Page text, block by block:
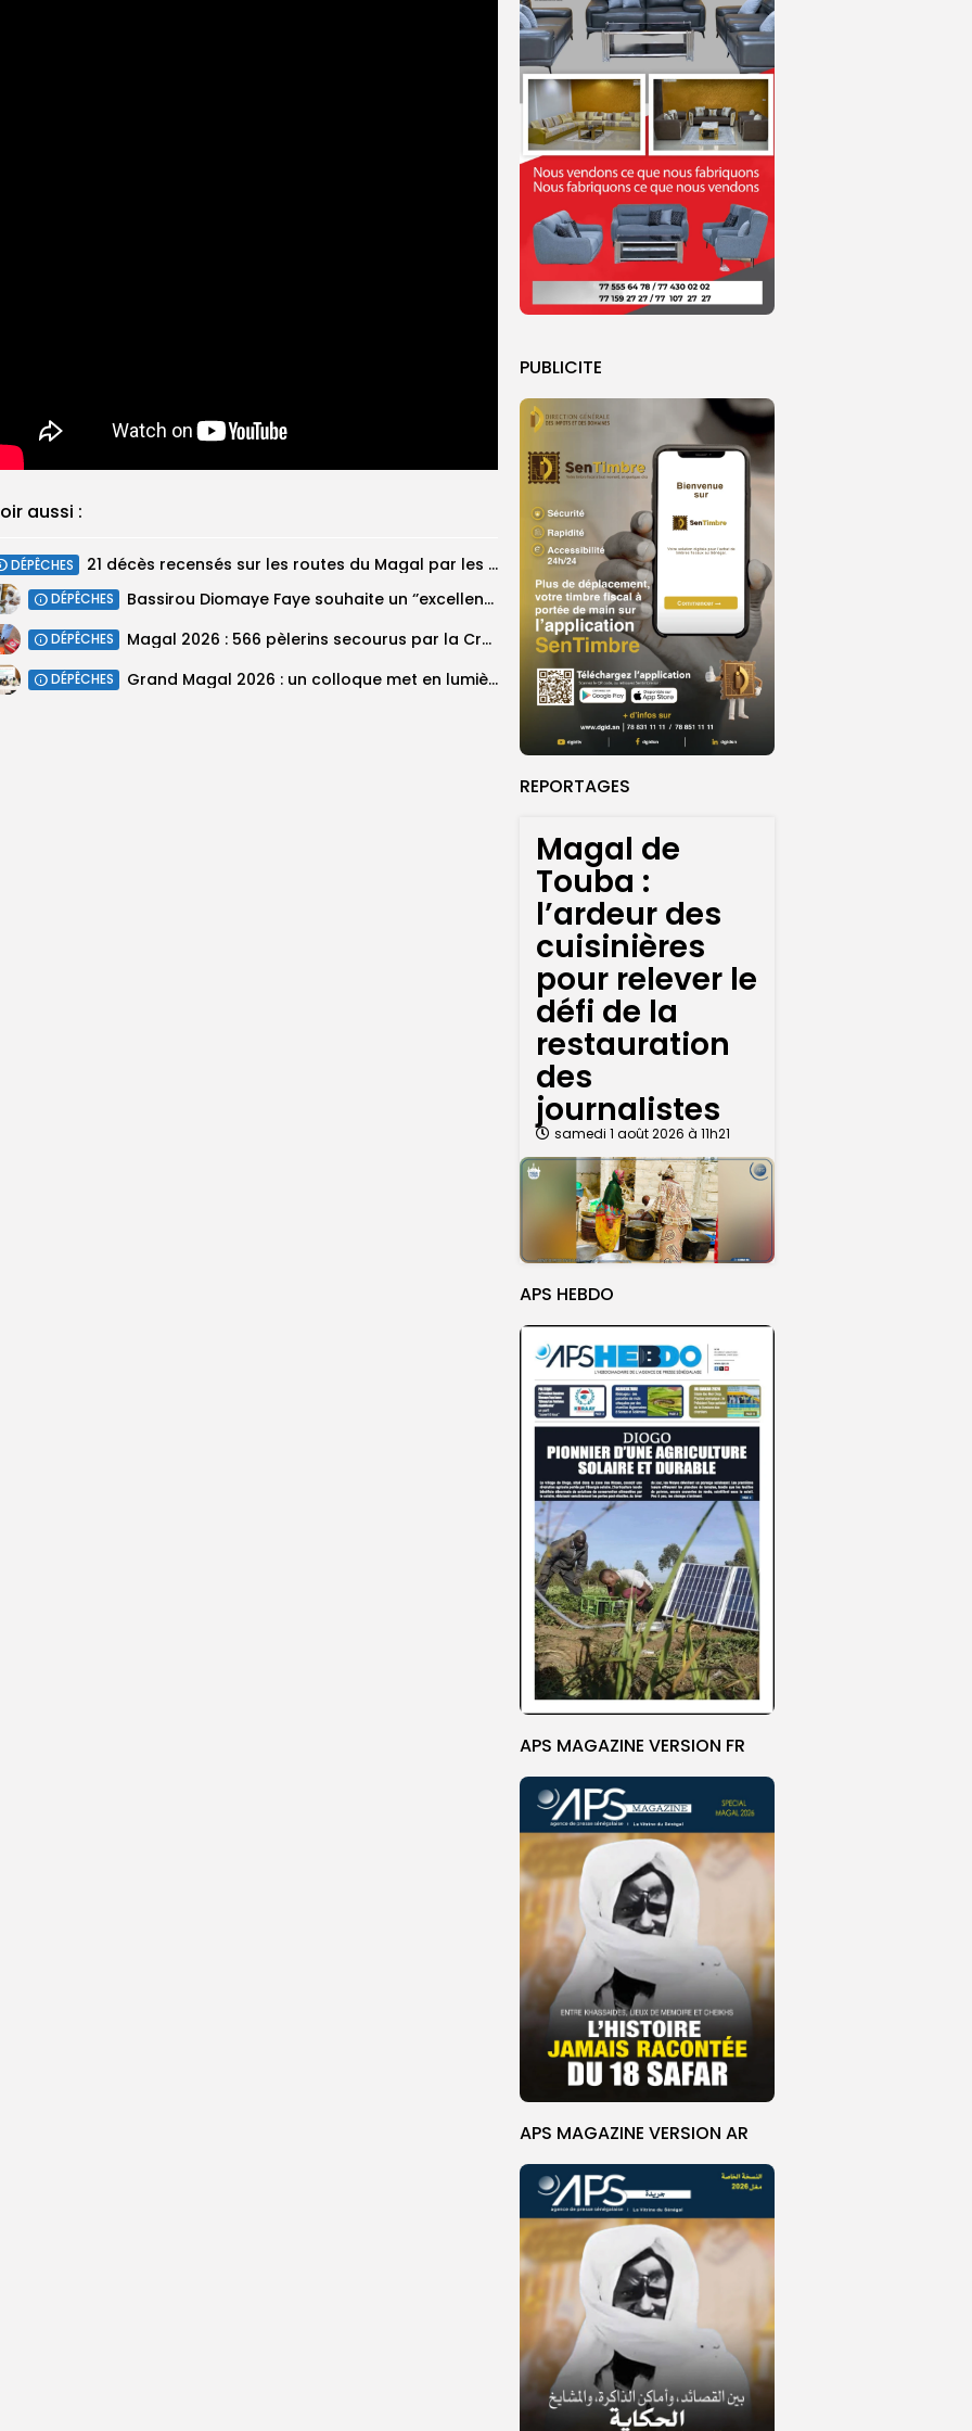
PUBLICITE
REPORTAGES
Magal de
Touba :
l’ardeur des
cuisinières
pour relever le
défi de la
restauration
des
journalistes
samedi 1 août 2026 à 11h21
APS HEBDO
APS MAGAZINE VERSION FR
APS MAGAZINE VERSION AR
aussi :
DÉPÊCHES 21 décès recensés sur les routes du Magal par les sapeurs-pompiers
DÉPÊCHES Bassirou Diomaye Faye souhaite un ‘’excellent Magal’’ aux fidèles
DÉPÊCHES Magal 2026 : 566 pèlerins secourus par la Croix-Rouge sénégalaise
DÉPÊCHES Grand Magal 2026 : un colloque met en lumière la portée universelle...